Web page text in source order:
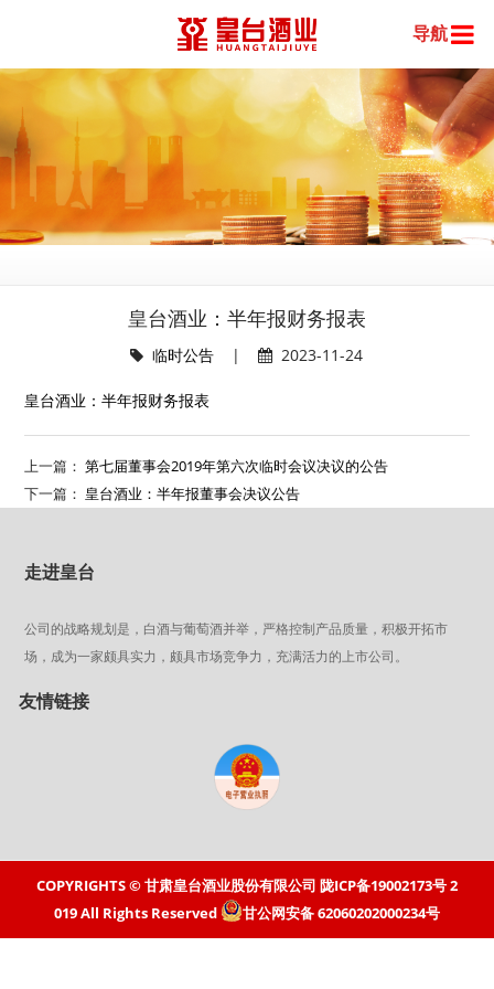
导航
皇台酒业：半年报财务报表
临时公告 | 2023-11-24
皇台酒业：半年报财务报表
上一篇： 第七届董事会2019年第六次临时会议决议的公告
下一篇： 皇台酒业：半年报董事会决议公告
走进皇台
公司的战略规划是，白酒与葡萄酒并举，严格控制产品质量，积极开拓市
场，成为一家颇具实力，颇具市场竞争力，充满活力的上市公司。
友情链接
COPYRIGHTS © 甘肃皇台酒业股份有限公司 陇ICP备19002173号2
019 All Rights Reserved
甘公网安备 62060202000234号